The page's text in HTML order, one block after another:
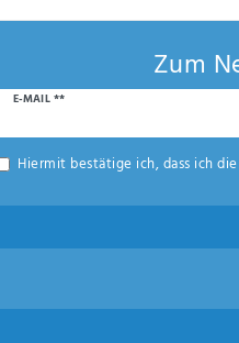
Zum
E-MAIL **
Newsletter
Hiermit bestätige ich, dass ich die